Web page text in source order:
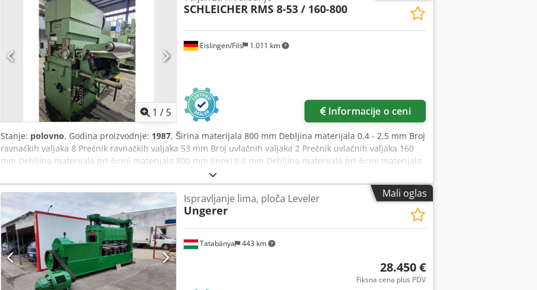
1 / 5
Eislingen/Fils 1.011 km
SCHLEICHER RMS 8-53 / 160-800
Informacije o ceni
Stanje: polovno, Godina proizvodnje: 1987, Širina materijala 800 mm Debljina materijala 0,4 - 2,5 mm Broj
ravnačkih valjaka 8 Prečnik ravnačkih valjaka 53 mm Broj uvlačnih valjaka 2 Prečnik uvlačnih valjaka 160
mm Debljina materijala pri širini materijala 800 mm (inox) 0,6 mm Debljina materijala pri širini materijala
800 mm (čelik) 1,0 mm Debljina materijala pri širini materijala 150 mm (inox) 2,5 mm Dcodpfx
Abjzrpufsbsk Poprečni presek materijala 975 mm² Brzina - 35 m/min Pogon 2,1 kW Težina 7,0 t Dimenzije
(ŠxDxV) 2,0 x 2,0 x 2,3 m Ravnačka mašina RM 8-53/160-800 sa besprekorno podesivim pogonom,
pogonskim ravnačkim valjcima, potporni valjci, hidraulično podizanje ravnačkog stola, motorno
podešavanje valjaka, hidraulični uvodni klin, vođenje trake sa strane na ulazu.
Mali oglas
Tatabánya 443 km
Ispravljanje lima, ploča Leveler
Ungerer
28.450 €
Fiksna cena plus PDV